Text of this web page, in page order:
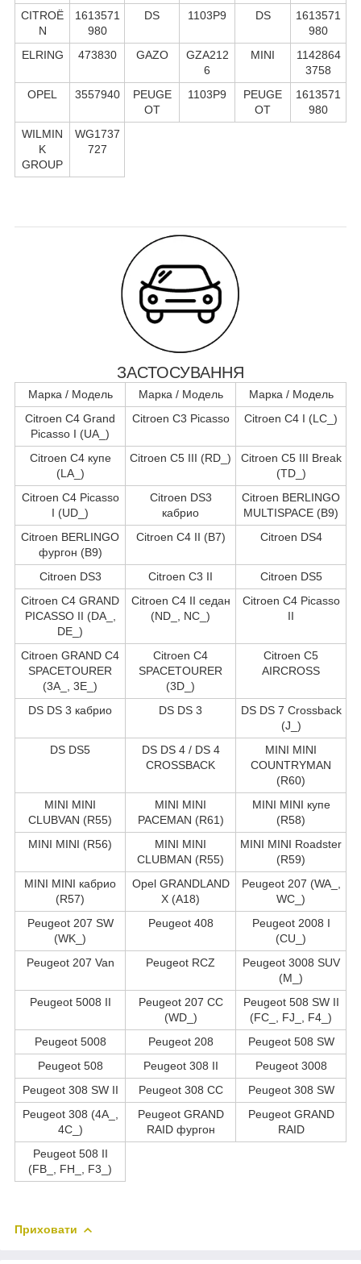
CITROË
N
1613571
980
DS 1103P9 DS
1613571
980
ELRING
473830 GAZO
GZA212
6
MINI
1142864
3758
OPEL
3557940
PEUGE
OT
1103P9
PEUGE
OT
1613571
980
WILMIN
K
GROUP
WG1737
727
ЗАСТОСУВАННЯ
Марка / Модель Марка / Модель
Марка / Модель
Citroen C4 Grand
Picasso I (UA_)
Citroen C3 Picasso Citroen C4 I (LC_)
Citroen C4 купе
(LA_)
Citroen C5 III (RD_)
Citroen C5 III Break
(TD_)
Citroen C4 Picasso
I (UD_)
Citroen DS3
кабрио
Citroen BERLINGO
MULTISPACE (B9)
Citroen BERLINGO
фургон (B9)
Citroen C4 II (B7) Citroen DS4
Citroen DS3 Citroen C3 II
Citroen DS5
Citroen C4 GRAND
PICASSO II (DA_,
DE_)
Citroen C4 II седан
(ND_, NC_)
Citroen C4 Picasso
II
Citroen GRAND C4
SPACETOURER
(3A_, 3E_)
Citroen C4
SPACETOURER
(3D_)
Citroen C5
AIRCROSS
DS DS 3 кабрио DS DS 3
DS DS 7 Crossback
(J_)
DS DS5
DS DS 4 / DS 4
CROSSBACK
MINI MINI
COUNTRYMAN
(R60)
MINI MINI
CLUBVAN (R55)
MINI MINI
PACEMAN (R61)
MINI MINI купе
(R58)
MINI MINI (R56)
MINI MINI
CLUBMAN (R55)
MINI MINI Roadster
(R59)
MINI MINI кабрио
(R57)
Opel GRANDLAND
X (A18)
Peugeot 207 (WA_,
WC_)
Peugeot 207 SW
(WK_)
Peugeot 408
Peugeot 2008 I
(CU_)
Peugeot 207 Van
Peugeot RCZ
Peugeot 3008 SUV
(M_)
Peugeot 5008 II
Peugeot 207 CC
(WD_)
Peugeot 508 SW II
(FC_, FJ_, F4_)
Peugeot 5008
Peugeot 208
Peugeot 508 SW
Peugeot 508
Peugeot 308 II
Peugeot 3008
Peugeot 308 SW II
Peugeot 308 CC
Peugeot 308 SW
Peugeot 308 (4A_,
4C_)
Peugeot GRAND
RAID фургон
Peugeot GRAND
RAID
Peugeot 508 II
(FB_, FH_, F3_)
Приховати